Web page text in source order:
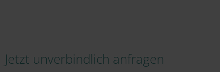
Jetzt unverbindlich anfragen